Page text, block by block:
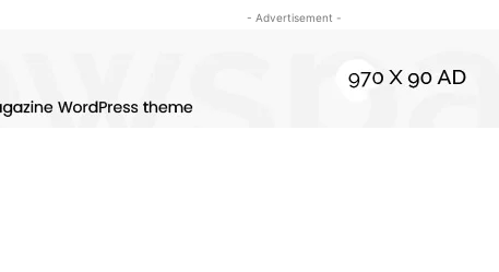
- Advertisement -